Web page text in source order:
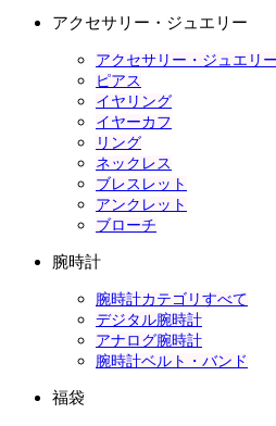
アクセサリー・ジュエリー
アクセサリー・ジュエリ
ピアス
イヤリング
イヤーカフ
リング
ネックレス
ブレスレット
アンクレット
ブローチ
腕時計
腕時計カテゴリすべて
デジタル腕時計
アナログ腕時計
腕時計ベルト・バンド
福袋